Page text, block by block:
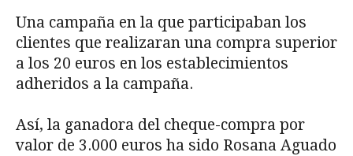
Una campaña en la que participaban los
clientes que realizaran una compra superior
a los 20 euros en los establecimientos
adheridos a la campaña.
Así, la ganadora del cheque-compra por
valor de 3.000 euros ha sido Rosana Aguado